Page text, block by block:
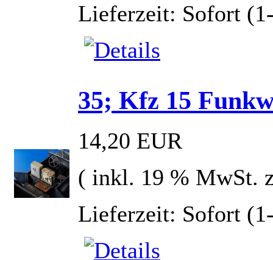
Lieferzeit: Sofort
35; Kfz 15
14,20 EUR
( inkl. 19 % MwSt.
Lieferzeit: Sofort